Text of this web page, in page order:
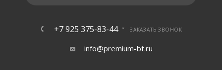
+7 925 375-83-44 ЗАКАЗАТЬ ЗВОНОК
info@premium-bt.ru